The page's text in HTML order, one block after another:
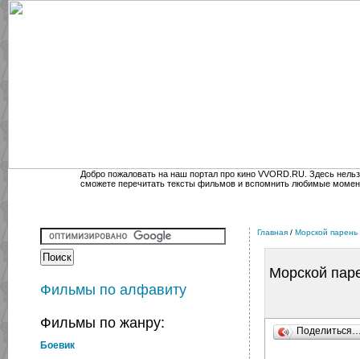
Добро пожаловать на наш портал про кино VVORD.RU. Здесь
сможете перечитать тексты фильмов и вспомнить любимые
Фильмы по алфавиту
Фильмы по жанру:
Боевик
Главная / Морской парень
Морской